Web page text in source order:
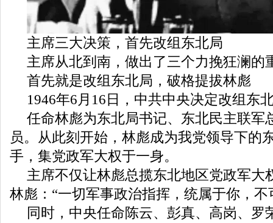
主席三大决策，首先改组东北局
主席从北到南，做出了三个力挽狂澜的
首先就是改组东北局，破格提拔林彪
1946年6月16日，中共中央决定改组东
任命林彪为东北局书记、东北民主联军
员。从此刻开始，林彪成为我党领导下的
手，集党政军大权于一身。
主席不仅让林彪总揽东北地区党政军大
林彪：“一切军事政治指挥，统属于你，不
同时，中央任命陈云、彭真、高岗、罗